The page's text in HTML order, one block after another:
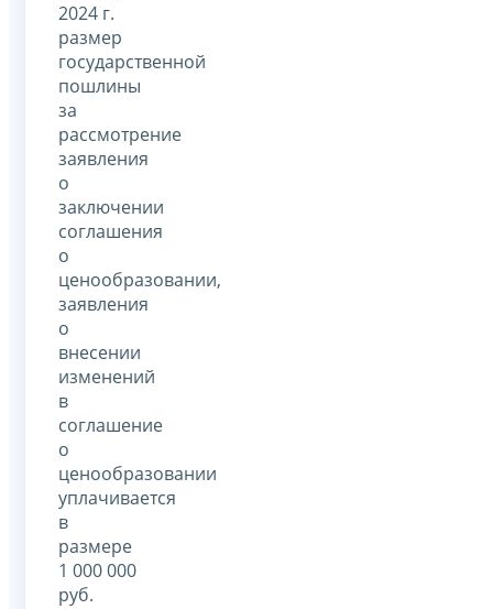
2024 г.
размер
государственной
пошлины
за
рассмотрение
заявления
о
заключении
соглашения
о
ценообразовании,
заявления
о
внесении
изменений
в
соглашение
о
ценообразовании
уплачивается
в
размере
1 000 000
руб.